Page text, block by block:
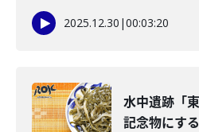
2025.12.30 |00:03:20
水中遺跡「
記念物にす